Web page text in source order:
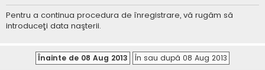
Pentru a continua procedura de înregistrare, vă rugăm să
introduceţi data naşterii.